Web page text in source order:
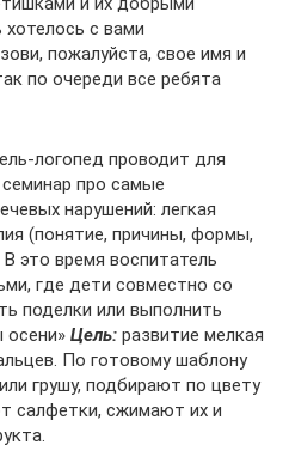
с вами
пожалуйста, свое имя и
по очереди все ребята
логопед проводит для
про самые
нарушений: легкая
(понятие, причины, формы,
это время воспитатель
где дети совместно со
поделки или выполнить
осени» Цель: развитие мелкая
По готовому шаблону
грушу, подбирают по цвету
салфетки, сжимают их и